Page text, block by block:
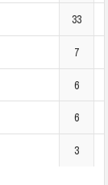
33
7
6
6
3